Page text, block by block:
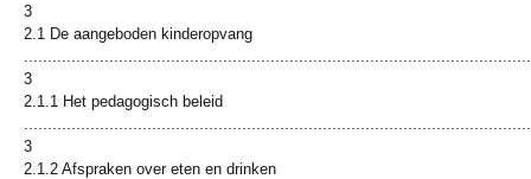
3
2.1 De aangeboden kinderopvang
3
2.1.1 Het pedagogisch beleid
3
2.1.2 Afspraken over eten en drinken